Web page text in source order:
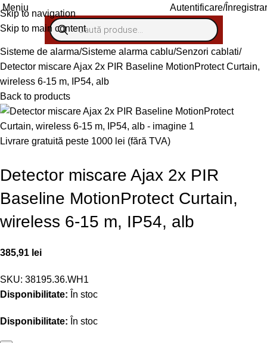
Skip to navigation
Skip to main content
Meniu Autentificare/
Sisteme de alarma Sisteme alarma cablu Senzori cablati
Detector miscare Ajax 2x PIR Baseline MotionProtect Curtain,
wireless 6-15 m, IP54, alb
Back to products
Livrare gratuită peste 1000 lei (fără TVA)
Detector miscare Ajax 2x PIR
Baseline MotionProtect Curtain,
wireless 6-15 m, IP54, alb
385,91 lei
SKU: 38195.36.WH1
Disponibilitate: În stoc
Disponibilitate: În stoc